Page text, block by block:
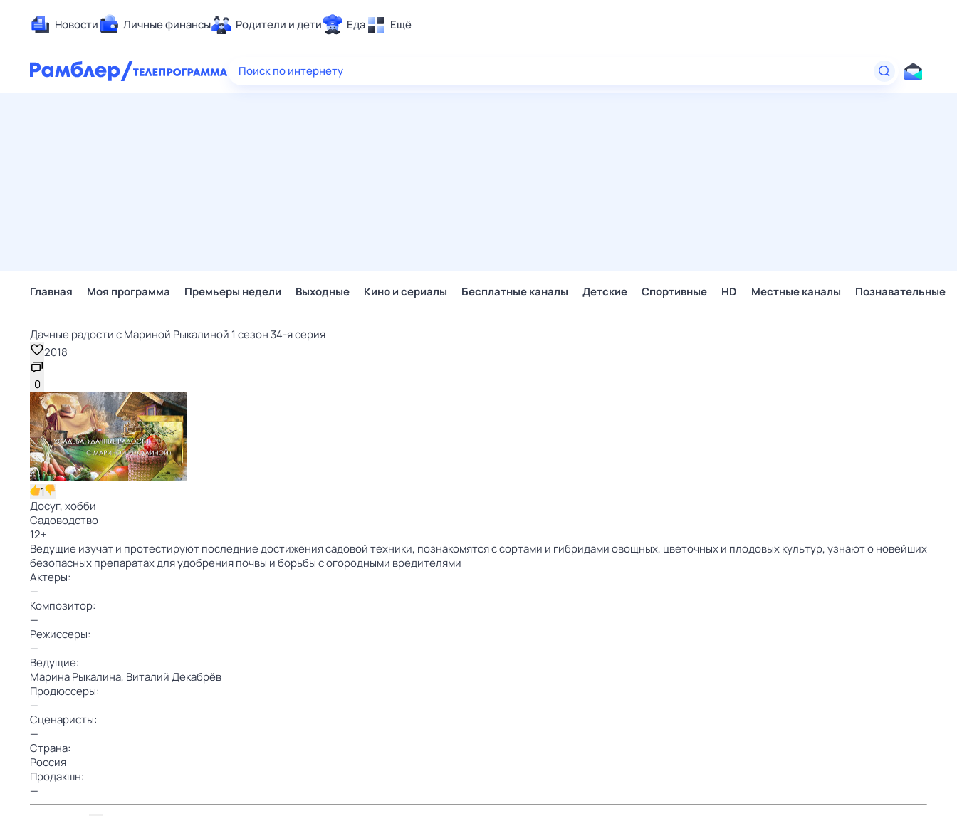
Новости Личные финансы Родители и дети Еда Ещё
Здоровье
Поиск по интернету
Главная Моя программа Премьеры недели Выходные Кино и сериалы Бесплатные каналы Детские Спортивные HD Местные каналы Познавательные
Дачные радости с Мариной Рыкалиной 1 сезон 34-я серия
2018
0
1
Досуг, хобби
Садоводство
12+
Ведущие изучат и протестируют последние достижения садовой техники, познакомятся с сортами и гибридами овощных, цветочных и плодовых культур, узнают о новейших
безопасных препаратах для удобрения почвы и борьбы с огородными вредителями
Актеры:
—
Композитор:
—
Режиссеры:
—
Ведущие:
Марина Рыкалина, Bиталий Декабрёв
Продюссеры:
—
Сценаристы:
—
Страна:
Россия
Продакшн:
—